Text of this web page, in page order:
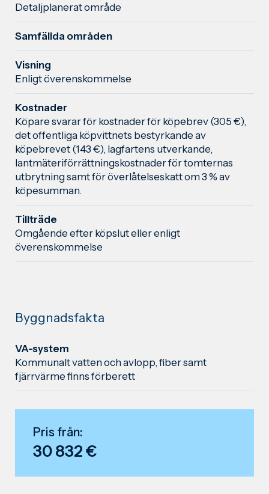
Detaljplanerat område
Samfällda områden
Visning
Enligt överenskommelse
Kostnader
Köpare svarar för kostnader för köpebrev (305 €),
det offentliga köpvittnets bestyrkande av
köpebrevet (143 €), lagfartens utverkande,
lantmäteriförrättningskostnader för tomternas
utbrytning samt för överlåtelseskatt om 3 % av
köpesumman.
Tillträde
Omgående efter köpslut eller enligt
överenskommelse
Byggnadsfakta
VA-system
Kommunalt vatten och avlopp, fiber samt
fjärrvärme finns förberett
Pris från:
30 832 €